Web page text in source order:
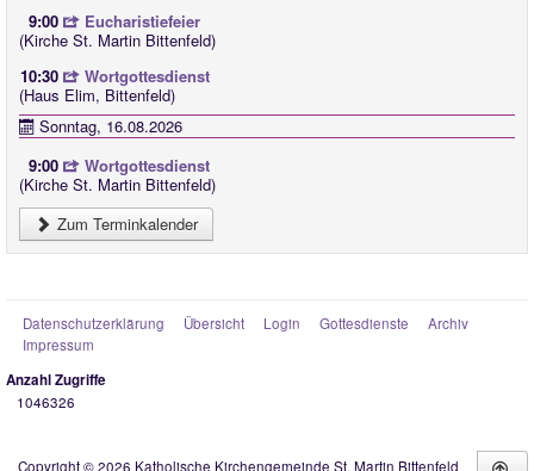
9:00
Eucharistiefeier
(Kirche St. Martin Bittenfeld)
10:30
Wortgottesdienst
(Haus Elim, Bittenfeld)
Sonntag, 16.08.2026
9:00
Wortgottesdienst
(Kirche St. Martin Bittenfeld)
Zum Terminkalender
Datenschutzerklärung Übersicht Login Gottesdienste
Archiv
Impressum
Anzahl Zugriffe
1046326
Copyright © 2026 Katholische Kirchengemeinde St. Martin Bittenfeld